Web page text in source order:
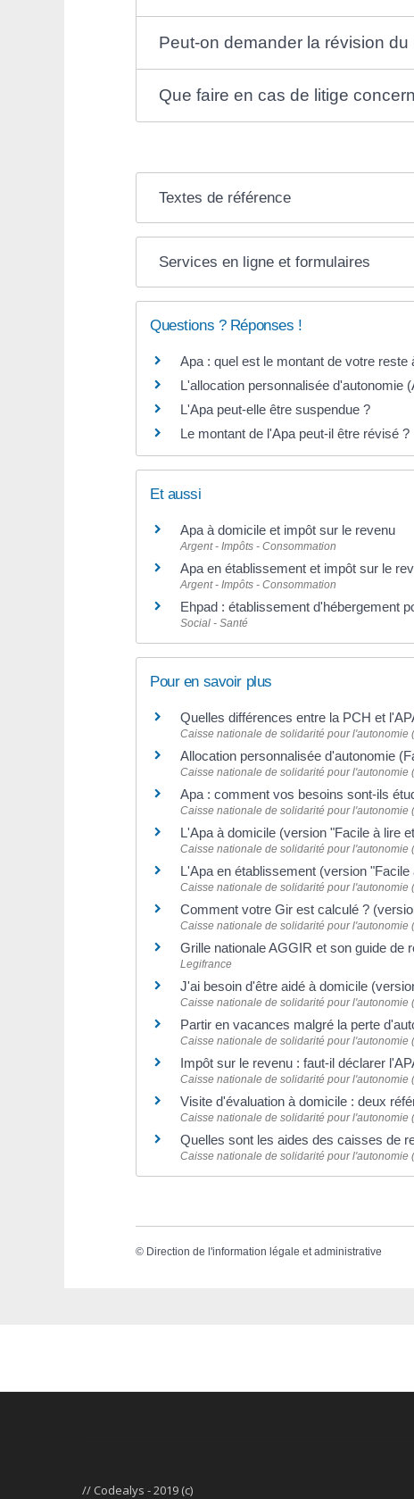
Peut-on demander la révision
Que faire en cas de litige
Textes de référence
Services en ligne et formulaires
Questions ? Réponses !
Apa : quel est le montant de votre reste
L'allocation personnalisée d'autonomie
L'Apa peut-elle être suspendue ?
Le montant de l'Apa peut-il être révisé ?
Et aussi
Apa à domicile et impôt sur le revenu
Argent - Impôts - Consommation
Apa en établissement et impôt sur le
Argent - Impôts - Consommation
Ehpad : établissement d'hébergement
Social - Santé
Pour en savoir plus
Quelles différences entre la PCH et
Caisse nationale de solidarité pour l'autonomie
Allocation personnalisée d'autonomie
Caisse nationale de solidarité pour l'autonomie
Apa : comment vos besoins sont-ils
Caisse nationale de solidarité pour l'autonomie
L'Apa à domicile (version "Facile à lire
Caisse nationale de solidarité pour l'autonomie
L'Apa en établissement (version
Caisse nationale de solidarité pour l'autonomie
Comment votre Gir est calculé ?
Caisse nationale de solidarité pour l'autonomie
Grille nationale AGGIR et son guide de
Legifrance
J'ai besoin d'être aidé à domicile
Caisse nationale de solidarité pour l'autonomie
Partir en vacances malgré la perte
Caisse nationale de solidarité pour l'autonomie
Impôt sur le revenu : faut-il déclarer
Caisse nationale de solidarité pour l'autonomie
Visite d'évaluation à domicile : deux
Caisse nationale de solidarité pour l'autonomie
Quelles sont les aides des caisses de
Caisse nationale de solidarité pour l'autonomie
© Direction de l'information légale et administrative
// Codealys - 2019 (c)